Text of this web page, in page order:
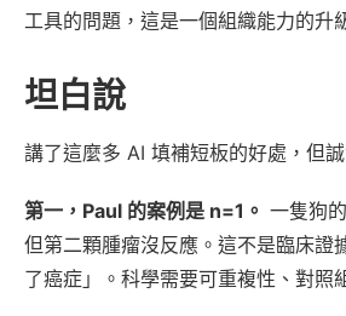
工具的問題，這是一個組織能力的升
坦白說
講了這麼多 AI 填補短板的好處，但
第一，Paul 的案例是 n=1。 一隻狗
但第二顆腫瘤沒反應。這不是臨床證
了癌症」。科學需要可重複性、對照